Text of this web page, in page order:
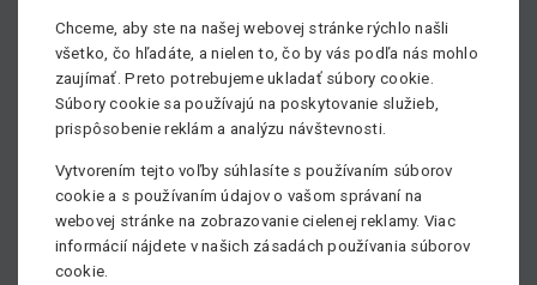
Nosnosť koša 454 kg– Umožňuje bezpečnú prácu
pre viacero osôb súčasne, spolu s potrebným náradím
a materiálom.
Využitie JLG 1250AJP v praxi
Tento model je ideálny pre:
Stavebný sektor– Montáž oceľových konštrukcií,
fasádne práce a elektroinštalácie vo výškach.
Údržbové práce
Chceme, aby ste na našej webovej stránke rýchlo našli
všetko, čo hľadáte, a nielen to, čo by vás podľa nás mohlo
zaujímať. Preto potrebujeme ukladať súbory cookie.
Súbory cookie sa používajú na poskytovanie služieb,
prispôsobenie reklám a analýzu návštevnosti.
Vytvorením tejto voľby súhlasíte s používaním súborov
cookie a s používaním údajov o vašom správaní na
webovej stránke na zobrazovanie cielenej reklamy. Viac
informácií nájdete v našich zásadách používania súborov
cookie.